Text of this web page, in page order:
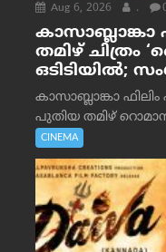
Aug 6, 2026 .
കാസാബ്ലാങ്കാ
തമിഴ് ചിത്രം
ഒടിടിയിൽ;
കാസാബ്ലാങ്കാ
പുതിയ തമിഴ്
CINEMA